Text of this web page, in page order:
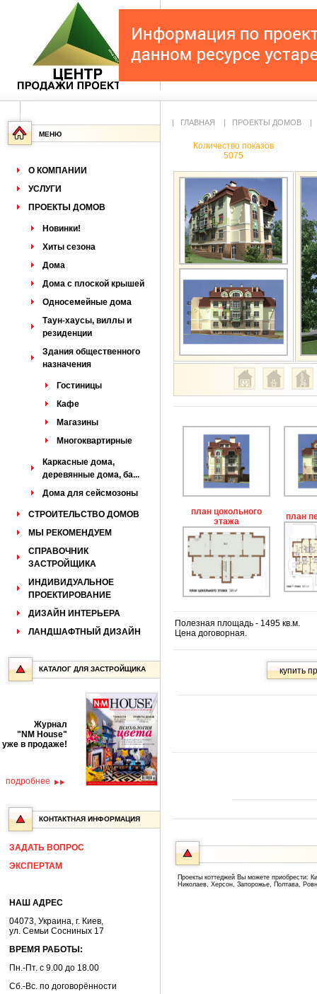
МЕНЮ
О КОМПАНИИ
УСЛУГИ
ПРОЕКТЫ ДОМОВ
Новинки!
Хиты сезона
Дома
Дома с плоской крышей
Односемейные дома
Таун-хаусы, виллы и
резиденции
Здания общественного
назначения
Гостиницы
Кафе
Магазины
Многоквартирные
Каркасные дома,
деревянные дома, ба...
Дома для сейсмозоны
СТРОИТЕЛЬСТВО ДОМОВ
МЫ РЕКОМЕНДУЕМ
СПРАВОЧНИК
ЗАСТРОЙЩИКА
ИНДИВИДУАЛЬНОЕ
ПРОЕКТИРОВАНИЕ
ДИЗАЙН ИНТЕРЬЕРА
ЛАНДШАФТНЫЙ ДИЗАЙН
КАТАЛОГ ДЛЯ ЗАСТРОЙЩИКА
Журнал
"NM House"
уже в продаже!
подробнее
КОНТАКТНАЯ ИНФОРМАЦИЯ
ЗАДАТЬ ВОПРОС
ЭКСПЕРТАМ
НАШ АДРЕС
04073, Украина, г. Киев,
ул. Семьи Сосниных 17
ВРЕМЯ РАБОТЫ:
Пн.-Пт. с 9.00 до 18.00
Сб.-Вс. по договорённости
| ГЛАВНАЯ | ПРОЕКТЫ ДОМОВ
Количество показов
5075
план цокольного
этажа
план
Полезная площадь - 1495 кв.м.
Цена договорная.
Проекты коттеджей Вы можете приобрести:
Николаев, Херсон, Запорожье, Полтава,